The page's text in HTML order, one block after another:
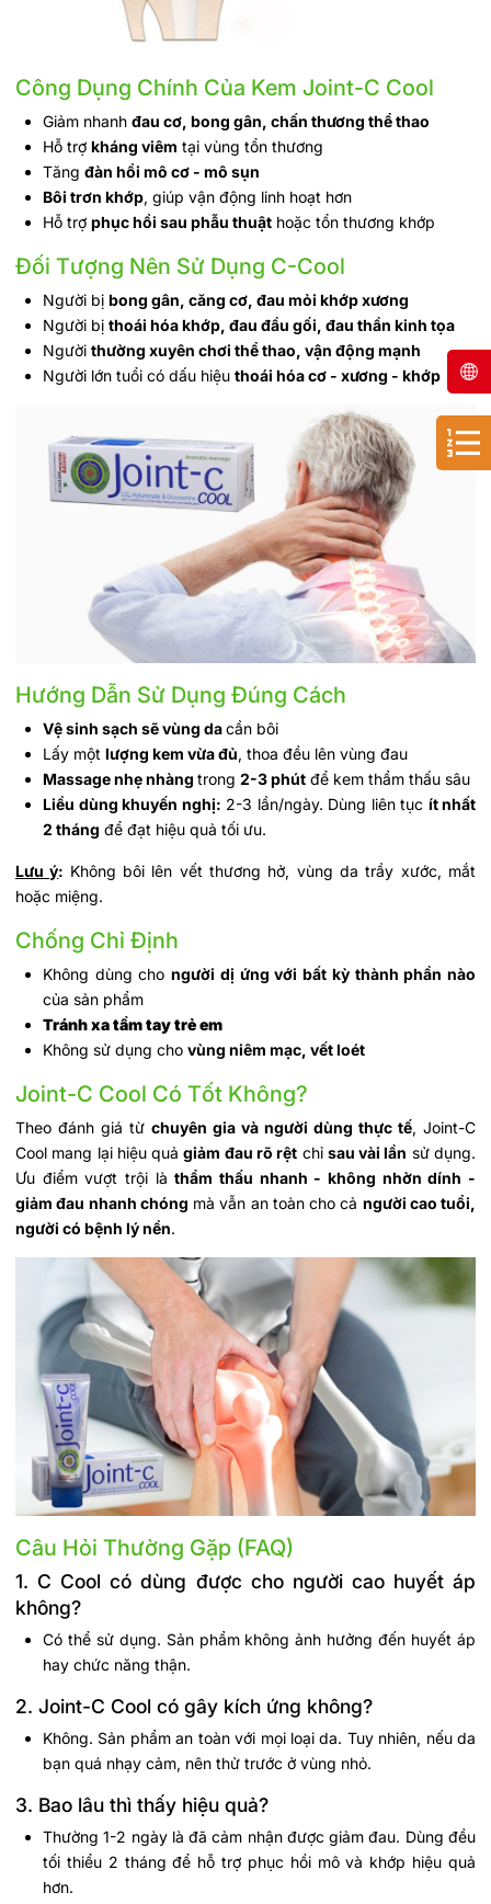
Công Dụng Chính Của Kem Joint-C Cool
Giảm nhanh đau cơ, bong gân, chấn thương thể thao
Hỗ trợ kháng viêm tại vùng tổn thương
Tăng đàn hồi mô cơ - mô sụn
Bôi trơn khớp, giúp vận động linh hoạt hơn
Hỗ trợ phục hồi sau phẫu thuật hoặc tổn thương khớp
Đối Tượng Nên Sử Dụng C-Cool
Người bị bong gân, căng cơ, đau mỏi khớp xương
Người bị thoái hóa khớp, đau đầu gối, đau thần kinh tọa
Người thường xuyên chơi thể thao, vận động mạnh
Người lớn tuổi có dấu hiệu thoái hóa cơ - xương - khớp
Hướng Dẫn Sử Dụng Đúng Cách
Vệ sinh sạch sẽ vùng dacần bôi
Lấy một lượng kem vừa đủ, thoa đều lên vùng đau
Massage nhẹ nhàng trong 2-3 phút để kem thẩm thấu sâu
Liều dùng khuyến nghị: 2-3 lần/ngày. Dùng liên tục ít nhất
2 tháng để đạt hiệu quả tối ưu.
Lưu ý: Không bôi lên vết thương hở, vùng da trầy xước, mắt
hoặc miệng.
Chống Chỉ Định
Không dùng chongười dị ứng với bất kỳ thành phần nào
của sản phẩm
Tránh xa tầm tay trẻ em
Không sử dụng cho vùng niêm mạc, vết loét
Joint-C Cool Có Tốt Không?
Theo đánh giá từ chuyên gia và người dùng thực tế, Joint-C
Cool mang lại hiệu quảgiảm đau rõ rệt chỉ sau vài lần sử dụng.
Ưu điểm vượt trội làthẩm thấu nhanh - không nhờn dính -
giảm đau nhanh chóng mà vẫn an toàn cho cả người cao tuổi,
người có bệnh lý nền.
Câu Hỏi Thường Gặp (FAQ)
1. C Cool có dùng được cho người cao huyết áp
không?
Có thể sử dụng. Sản phẩm không ảnh hưởng đến huyết áp
hay chức năng thận.
2. Joint-C Cool có gây kích ứng không?
Không. Sản phẩm an toàn với mọi loại da. Tuy nhiên, nếu da
bạn quá nhạy cảm, nên thử trước ở vùng nhỏ.
3. Bao lâu thì thấy hiệu quả?
Thường 1-2 ngày là đã cảm nhận được giảm đau. Dùng đều
tối thiểu 2 tháng để hỗ trợ phục hồi mô và khớp hiệu quả
hơn.